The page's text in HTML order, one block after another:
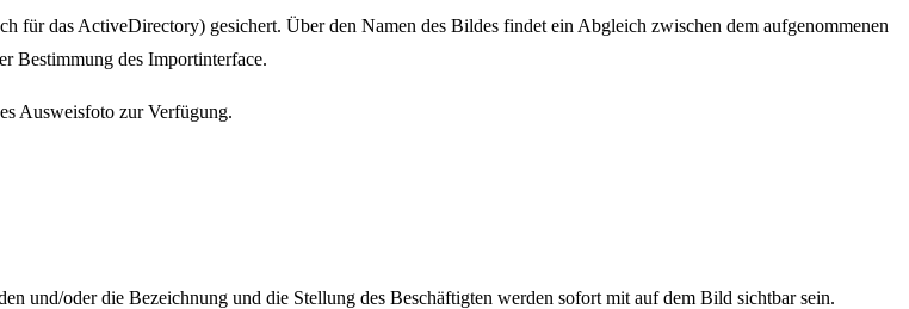
für das ActiveDirectory) gesichert. Über den Namen des Bildes findet ein Abgleich zwischen dem aufgenommenen
Bestimmung des Importinterface.
Ausweisfoto zur Verfügung.
und/oder die Bezeichnung und die Stellung des Beschäftigten werden sofort mit auf dem Bild sichtbar sein.